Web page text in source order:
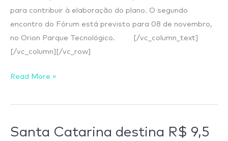
para contribuir à elaboração do plano. O segundo
encontro do Fórum está previsto para 08 de novembro,
no Orion Parque Tecnológico. [/vc_column_text]
[/vc_column][/vc_row]
Read More »
Santa Catarina destina R$ 9,5
Santa